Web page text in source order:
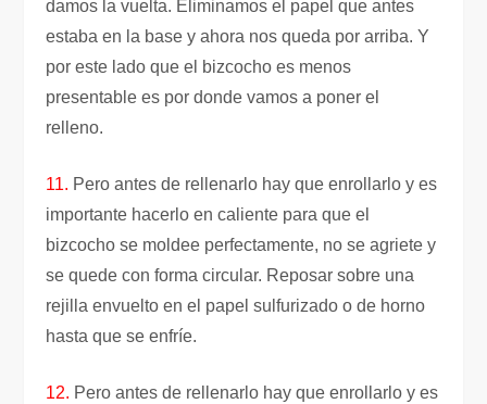
damos la vuelta. Eliminamos el papel que antes
estaba en la base y ahora nos queda por arriba. Y
por este lado que el bizcocho es menos
presentable es por donde vamos a poner el
relleno.
11. Pero antes de rellenarlo hay que enrollarlo y es
importante hacerlo en caliente para que el
bizcocho se moldee perfectamente, no se agriete y
se quede con forma circular. Reposar sobre una
rejilla envuelto en el papel sulfurizado o de horno
hasta que se enfríe.
12. Pero antes de rellenarlo hay que enrollarlo y es